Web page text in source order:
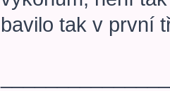
bavilo tak v první